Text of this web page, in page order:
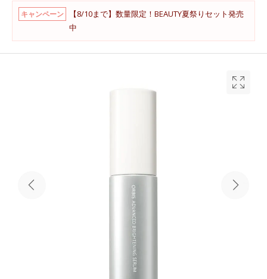
キャンペーン
【8/10まで】数量限定！BEAUTY夏祭りセット発売
中